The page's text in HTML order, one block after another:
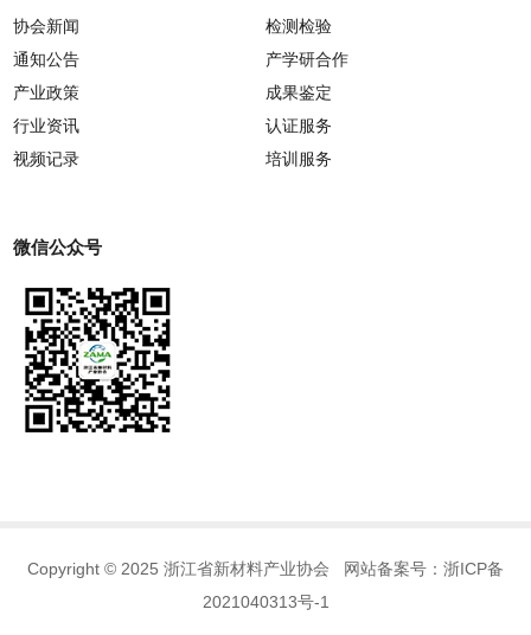
协会新闻
通知公告
产业政策
行业资讯
视频记录
检测检验
产学研合作
成果鉴定
认证服务
培训服务
微信公众号
Copyright © 2025 浙江省新材料产业协会 网站备案号： 浙ICP备
2021040313号-1